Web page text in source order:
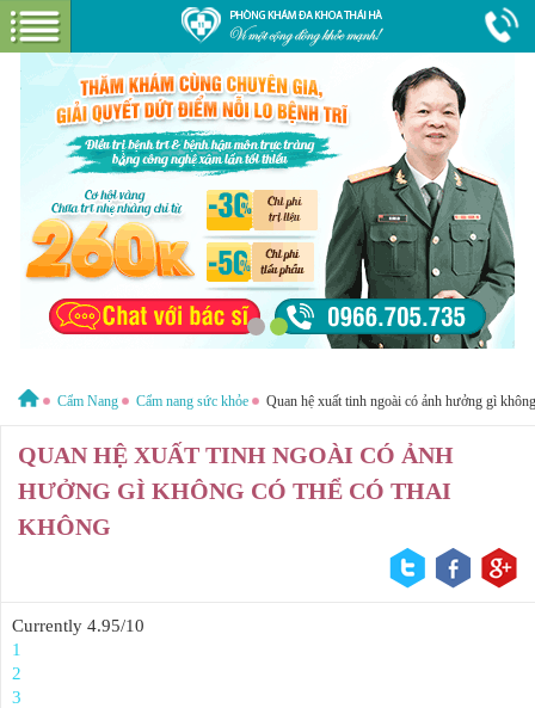
1800 6621Miễn phí tư vấn & cước gọi
GIỚI THIỆU
GIỚI THIỆU VỀ PHÒNG KHÁM
CƠ SỞ VẬT CHẤT
GÓI DỊCH VỤ
HƯỚNG DẪN VÀ CHI PHÍ
BỆNH HẬU MÔN
Cẩm Nang Cẩm nang sức khỏe Quan hệ xuất tinh ngoài có ảnh hưởng gì
QUAN HỆ XUẤT TINH NGOÀI CÓ ẢNH
HƯỞNG GÌ KHÔNG CÓ THỂ CÓ THAI
KHÔNG
Currently 4.95/10
1
2
3